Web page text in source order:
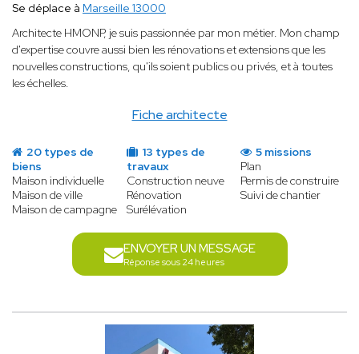
Fiche architecte
Se déplace à Marseille 13000
Architecte HMONP, je suis passionnée par mon métier. Mon champ
d'expertise couvre aussi bien les rénovations et extensions que les
nouvelles constructions, qu'ils soient publics ou privés, et à toutes
les échelles.
20 types de
biens
Maison individuelle
Maison de ville
Maison de campagne
13 types de
travaux
Construction neuve
Rénovation
Surélévation
5 missions
Plan
Permis de construire
Suivi de chantier
ENVOYER UN MESSAGE
Réponse sous 24 heures